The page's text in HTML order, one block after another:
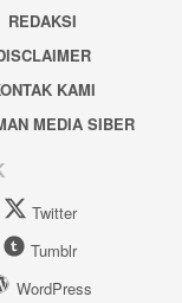
REDAKSI
KAMI
MEDIA SIBER
Twitter
Tumblr
WordPress